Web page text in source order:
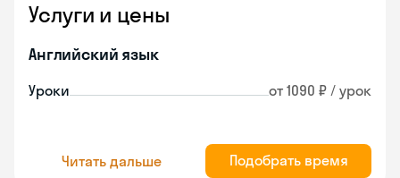
Услуги и цены
Английский язык
Уроки от 1090 ₽ / урок
Читать дальше Подобрать время